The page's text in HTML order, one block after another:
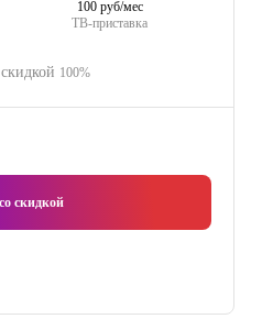
ТВ-приставка
100 руб/мес
100%
скидкой